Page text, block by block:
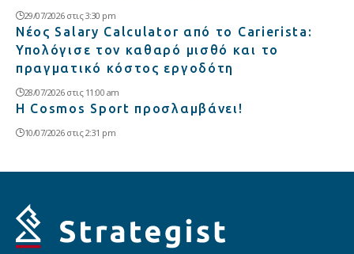
29/07/2026 στις 3:30 pm
Νέος Salary Calculator από το Carierista:
Υπολόγισε τον καθαρό μισθό και το
πραγματικό κόστος εργοδότη
28/07/2026 στις 11:00 am
Η Cosmos Sport προσλαμβάνει!
10/07/2026 στις 2:31 pm